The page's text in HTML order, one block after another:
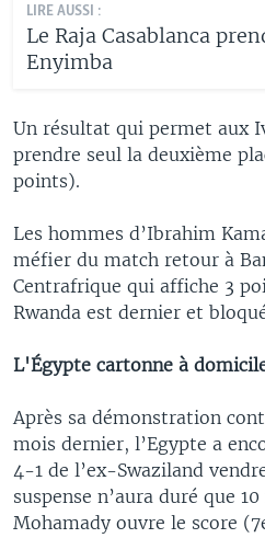
LIRE AUSSI :
Le Raja Casablanca
Enyimba
Un résultat qui permet aux
prendre seul la deuxième
points).
Les hommes d’Ibrahim
méfier du match retour à
Centrafrique qui affiche 3
Rwanda est dernier et
L'Égypte cartonne à
Après sa démonstration
mois dernier, l’Egypte a
4-1 de l’ex-Swaziland
suspense n’aura duré que
Mohamady ouvre le score